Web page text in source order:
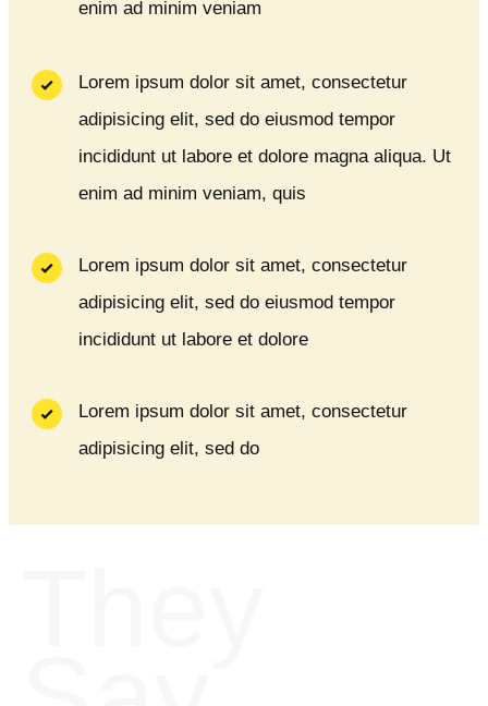
enim ad minim veniam
Lorem ipsum dolor sit amet, consectetur
adipisicing elit, sed do eiusmod tempor
incididunt ut labore et dolore magna aliqua. Ut
enim ad minim veniam, quis
Lorem ipsum dolor sit amet, consectetur
adipisicing elit, sed do eiusmod tempor
incididunt ut labore et dolore
Lorem ipsum dolor sit amet, consectetur
adipisicing elit, sed do